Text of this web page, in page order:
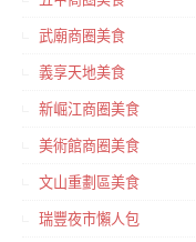
武廟商圈美食
義享天地美食
新崛江商圈美食
美術館商圈美食
文山重劃區美食
瑞豐夜市懶人包